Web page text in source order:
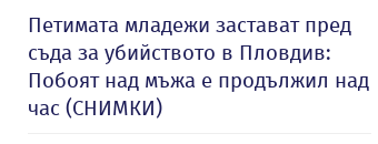
Петимата младежи застават пред
съда за убийството в Пловдив:
Побоят над мъжа е продължил над
час (СНИМКИ)